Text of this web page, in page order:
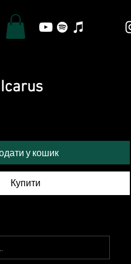
у кошик
Купити